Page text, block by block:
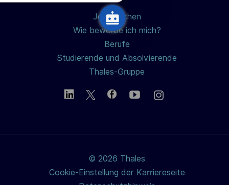
Jobs suchen
Wie bewerbe ich mich?
Berufe
Studierende und Absolvierende
Thales-Gruppe
© 2026 Thales
Cookie-Einstellung der Karriereseite